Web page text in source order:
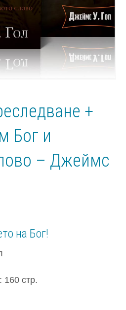
+
Бог и
– Джеймс
на Бог!
160 стр.